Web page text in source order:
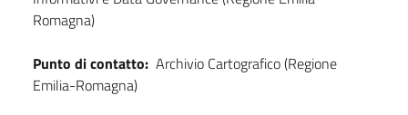
Romagna)
Punto di contatto: Archivio Cartografico (Regione
Emilia-Romagna)